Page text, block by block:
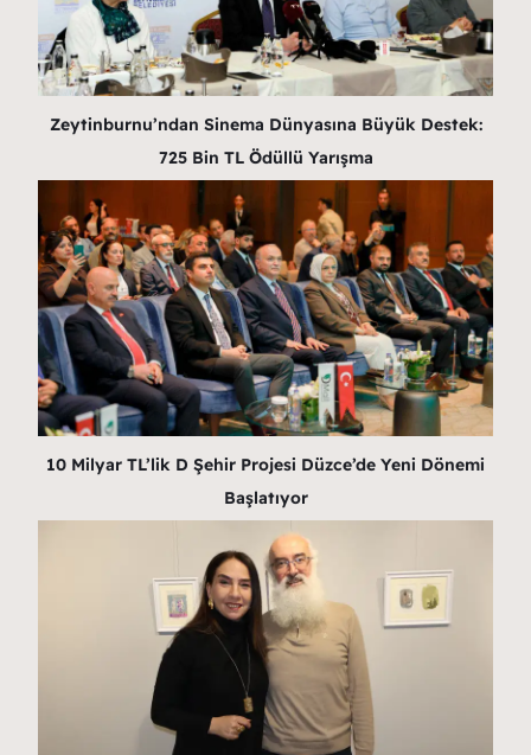
Zeytinburnu’ndan Sinema Dünyasına Büyük Destek:
725 Bin TL Ödüllü Yarışma
10 Milyar TL’lik D Şehir Projesi Düzce’de Yeni Dönemi
Başlatıyor